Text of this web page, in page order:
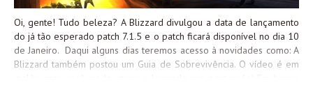
Oi, gente! Tudo beleza? A Blizzard divulgou a data de lançamento
do já tão esperado patch 7.1.5 e o patch ficará disponível no dia 10
de Janeiro. Daqui alguns dias teremos acesso à novidades como: A
Blizzard também postou um Guia de Sobrevivência. O vídeo é em